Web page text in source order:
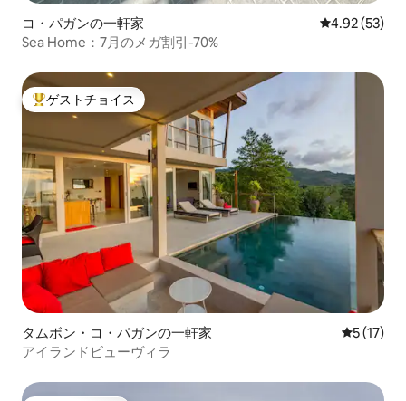
コ・パガンの一軒家 レビュー53
4.92 (53)
Sea Home：7月のメガ割引-70%
大好評のゲストチョイスです。
ゲストチョイス
タムボン・コ・パガンの一軒家 レビュー
5 (17)
アイランドビューヴィラ